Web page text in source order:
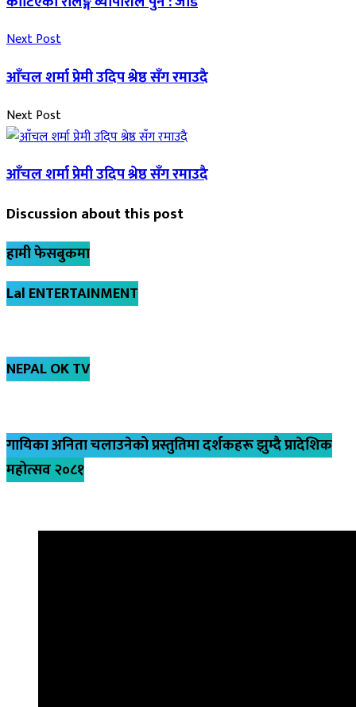
Next Post
आँचल शर्मा प्रेमी उदिप श्रेष्ठ सँग रमाउदै
Next Post
आँचल शर्मा प्रेमी उदिप श्रेष्ठ सँग रमाउदै
Discussion about this post
हामी फेसबुकमा
Lal ENTERTAINMENT
NEPAL OK TV
गायिका अनिता चलाउनेको प्रस्तुतिमा दर्शकहरू झुम्दै प्रादेशिक
महोत्सव २०८१